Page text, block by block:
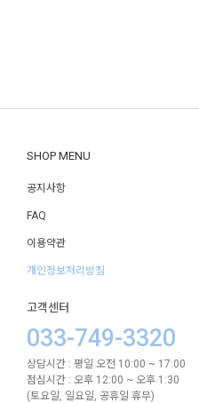
SHOP MENU
공지사항
FAQ
이용약관
개인정보처리방침
고객센터
033-749-3320
상담시간 : 평일 오전 10:00 ~ 17:00
점심시간 : 오후 12:00 ~ 오후 1:30
(토요일, 일요일, 공휴일 휴무)